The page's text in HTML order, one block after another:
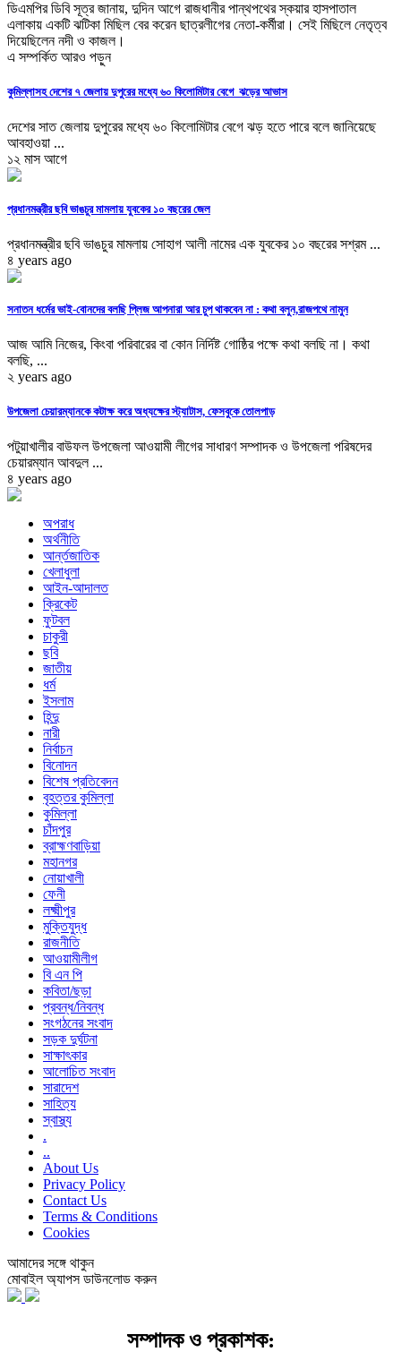
ডিএমপির ডিবি সূত্র জানায়, দুদিন আগে রাজধানীর পান্থপথের স্কয়ার হাসপাতাল
এলাকায় একটি ঝটিকা মিছিল বের করেন ছাত্রলীগের নেতা-কর্মীরা। সেই মিছিলে নেতৃত্ব
দিয়েছিলেন নদী ও কাজল।
এ সম্পর্কিত আরও পড়ুন
কুমিল্লাসহ দেশের ৭ জেলায় দুপুরের মধ্যে ৬০ কিলোমিটার বেগে ঝড়ের আভাস
দেশের সাত জেলায় দুপুরের মধ্যে ৬০ কিলোমিটার বেগে ঝড় হতে পারে বলে জানিয়েছে
আবহাওয়া ...
১২ মাস আগে
প্রধানমন্ত্রীর ছবি ভাঙচুর মামলায় যুবকের ১০ বছরের জেল
প্রধানমন্ত্রীর ছবি ভাঙচুর মামলায় সোহাগ আলী নামের এক যুবকের ১০ বছরের সশ্রম ...
৪ years ago
সনাতন ধর্মের ভাই-বোনদের বলছি প্লিজ আপনারা আর চুপ থাকবেন না : কথা বলুন,রাজপথে নামুন
আজ আমি নিজের, কিংবা পরিবারের বা কোন নির্দিষ্ট গোষ্ঠির পক্ষে কথা বলছি না। কথা
বলছি, ...
২ years ago
উপজেলা চেয়ারম্যানকে কটাক্ষ করে অধ্যক্ষের স্ট্যাটাস, ফেসবুকে তোলপাড়
পটুয়াখালীর বাউফল উপজেলা আওয়ামী লীগের সাধারণ সম্পাদক ও উপজেলা পরিষদের
চেয়ারম্যান আবদুল ...
৪ years ago
অপরাধ
অর্থনীতি
আর্ন্তজাতিক
খেলাধুলা
আইন-আদালত
ক্রিকেট
ফুটবল
চাকুরী
ছবি
জাতীয়
ধর্ম
ইসলাম
হিন্দু
নারী
নির্বাচন
বিনোদন
বিশেষ প্রতিবেদন
বৃহত্তর কুমিল্লা
কুমিল্লা
চাঁদপুর
ব্রাহ্মণবাড়িয়া
মহানগর
নোয়াখালী
ফেনী
লক্ষ্মীপুর
মুক্তিযুদ্ধ
রাজনীতি
আওয়ামীলীগ
বি এন পি
কবিতা/ছড়া
প্রবন্ধ/নিবন্ধ
সংগঠনের সংবাদ
সড়ক দুর্ঘটনা
সাক্ষাৎকার
আলোচিত সংবাদ
সারাদেশ
সাহিত্য
স্বাস্থ্য
.
..
About Us
Privacy Policy
Contact Us
Terms & Conditions
Cookies
আমাদের সঙ্গে থাকুন
মোবাইল অ্যাপস ডাউনলোড করুন
সম্পাদক ও প্রকাশক: